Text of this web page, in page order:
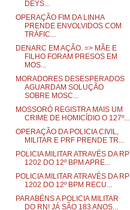
DEYS...
OPERAÇÃO FIM DA LINHA
PRENDE ENVOLVIDOS COM
TRÁFIC...
DENARC EM AÇÃO. => MÃE E
FILHO FORAM PRESOS EM
MOS...
MORADORES DESESPERADOS
AGUARDAM SOLUÇÃO
SOBRE MOSC...
MOSSORÓ REGISTRA MAIS UM
CRIME DE HOMICÍDIO O 127º...
OPERAÇÃO DA POLICIA CIVIL,
MILITAR E PRF PRENDE TR...
POLICIA MILITAR ATRAVÉS DA RP
1202 DO 12º BPM APRE...
POLICIA MILITAR ATRAVÉS DA RP
1202 DO 12º BPM RECU...
PARABÉNS A POLICIA MILITAR
DO RN! JÁ SÃO 183 ANOS...